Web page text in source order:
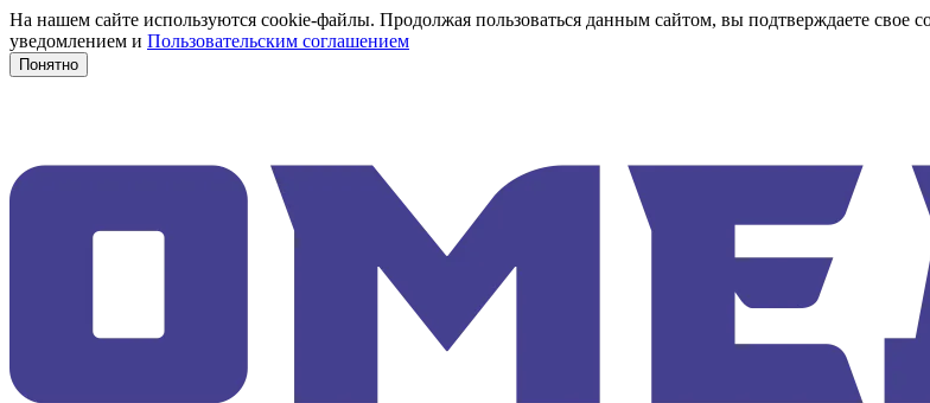
На нашем сайте используются cookie-файлы. Продолжая пользоваться данным сайтом, вы подтверждаете свое
уведомлением и Пользовательским соглашением
Понятно